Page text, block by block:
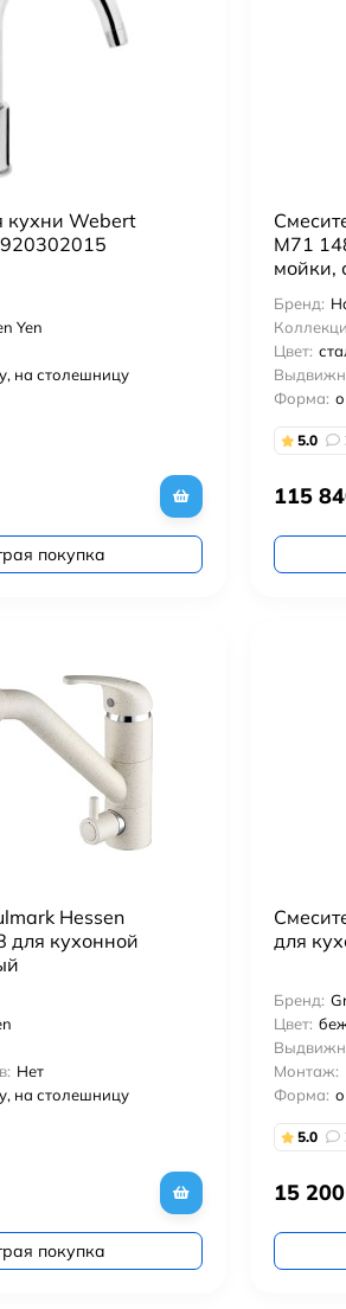
кухни Webert
Yen
на столешницу
покупка
M71
мойки,
Бренд:
Цвет:
Форма:
5.0
115
Hessen
для кухонной
Нет
на столешницу
покупка
для
Бренд:
Цвет:
Монтаж:
Форма:
5.0
15 200